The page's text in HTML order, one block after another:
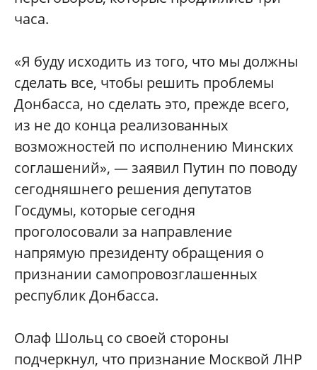
часа.
«Я буду исходить из того, что мы должны
сделать все, чтобы решить проблемы
Донбасса, но сделать это, прежде всего,
из не до конца реализованных
возможностей по исполнению Минских
соглашений», — заявил Путин по поводу
сегодняшнего решения депутатов
Госдумы, которые сегодня
проголосовали за направление
напрямую президенту обращения о
признании самопровозглашенных
республик Донбасса.
Олаф Шольц со своей стороны
подчеркнул, что признание Москвой ЛНР